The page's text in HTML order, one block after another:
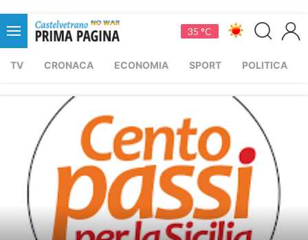
35 °C
TV CRONACA ECONOMIA SPORT POLITICA